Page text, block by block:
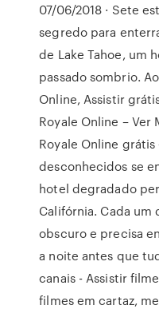
07/06/2018 · Sete
segredo para
de Lake Tahoe, um
passado sombrio.
Online, Assistir
Royale Online – Ver
Royale Online grátis
desconhecidos se
hotel degradado
Califórnia. Cada
obscuro e precisa
a noite antes que
canais - Assistir
filmes em cartaz,